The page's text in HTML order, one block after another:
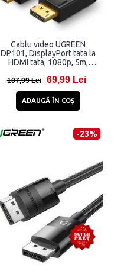
Cablu video UGREEN
DP101, DisplayPort tata la
HDMI tata, 1080p, 5m,
107,99 Lei 69,99 Lei
ADAUGĂ ÎN COŞ
-23%